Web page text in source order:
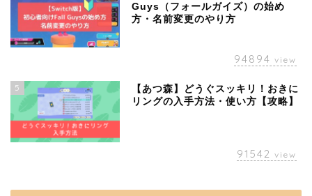
Guys（フォールガイズ）の始め
方・名前変更のやり方
94894 view
5
【あつ森】どうぐスッキリ！おきに
リングの入手方法・使い方【攻略】
91542 view